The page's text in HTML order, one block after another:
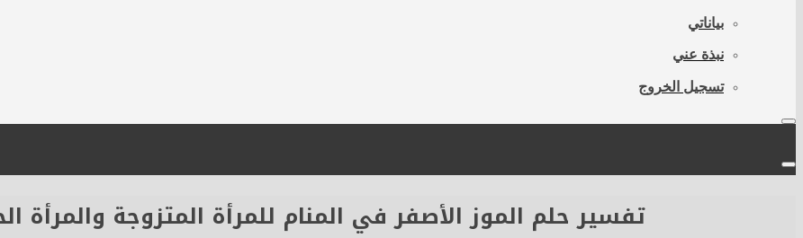
بياناتي
نبذة عني
تسجيل الخروج
تفسير حلم الموز الأصفر في المنام للمرأة المتزوجة والمرأة